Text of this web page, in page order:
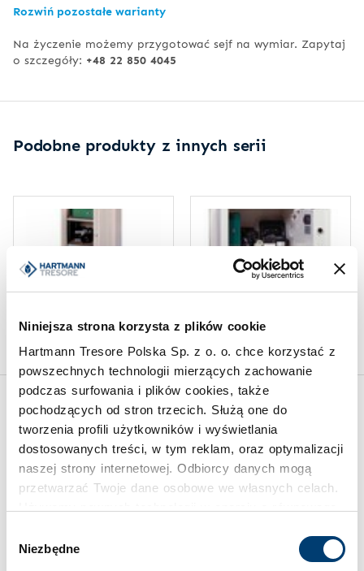
Niniejsza strona korzysta z plików cookie
Hartmann Tresore Polska Sp. z o. o. chce korzystać z
powszechnych technologii mierzących zachowanie
podczas surfowania i plików cookies, także
pochodzących od stron trzecich. Służą one do
tworzenia profili użytkowników i wyświetlania
dostosowanych treści, w tym reklam, oraz optymalizacji
naszej strony internetowej. Odbiorcy danych mogą
przetwarzać Twoje dane osobowe we własnych celach.
zgody
Niezbędne
Rozwiń pozostałe warianty
Na życzenie możemy przygotować sejf na wymiar. Zapytaj
o szczegóły: +48 22 850 4045
Podobne produkty z innych serii
Sejf ścienny MS 100-06 Sejf ścienny S 101-11
Inspiracje